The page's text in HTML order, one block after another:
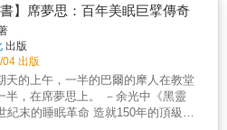
隊合作
的戰
、戰鬥三個層次。誰決定戰略？誰負
作者用兩個大三角形，教你清楚畫出
色分工，從此戰鬥不再卡關。 在捷
充分運用的這個TAET雙三角，能讓上
權、部屬主動當責，整個團隊得以充
可以把過去的經驗及自
武器「神奇的雙三角形」拿出來分享
什麼許多知名大廠做
以？ 臺灣的自有品牌不多，
營的更少。巨大捷安特1981年在臺灣
品牌，並從1986年開始全球在地化的
過數十年的努力，成為自行車世界三
一，並在亞洲及歐美先進國家中扎下
書】席夢思：百年美眠巨擘傳奇
出版
出版
天的上午，一半的巴爾的摩人在教堂
席夢思上。 －余光中《黑靈
紀末的睡眠革命 造就150年的頂級品